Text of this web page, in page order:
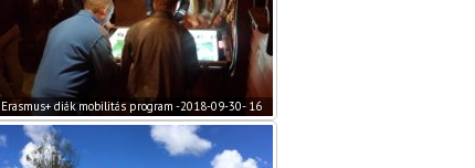
Erasmus+ diák mobilitás program -2018-09-30- 16